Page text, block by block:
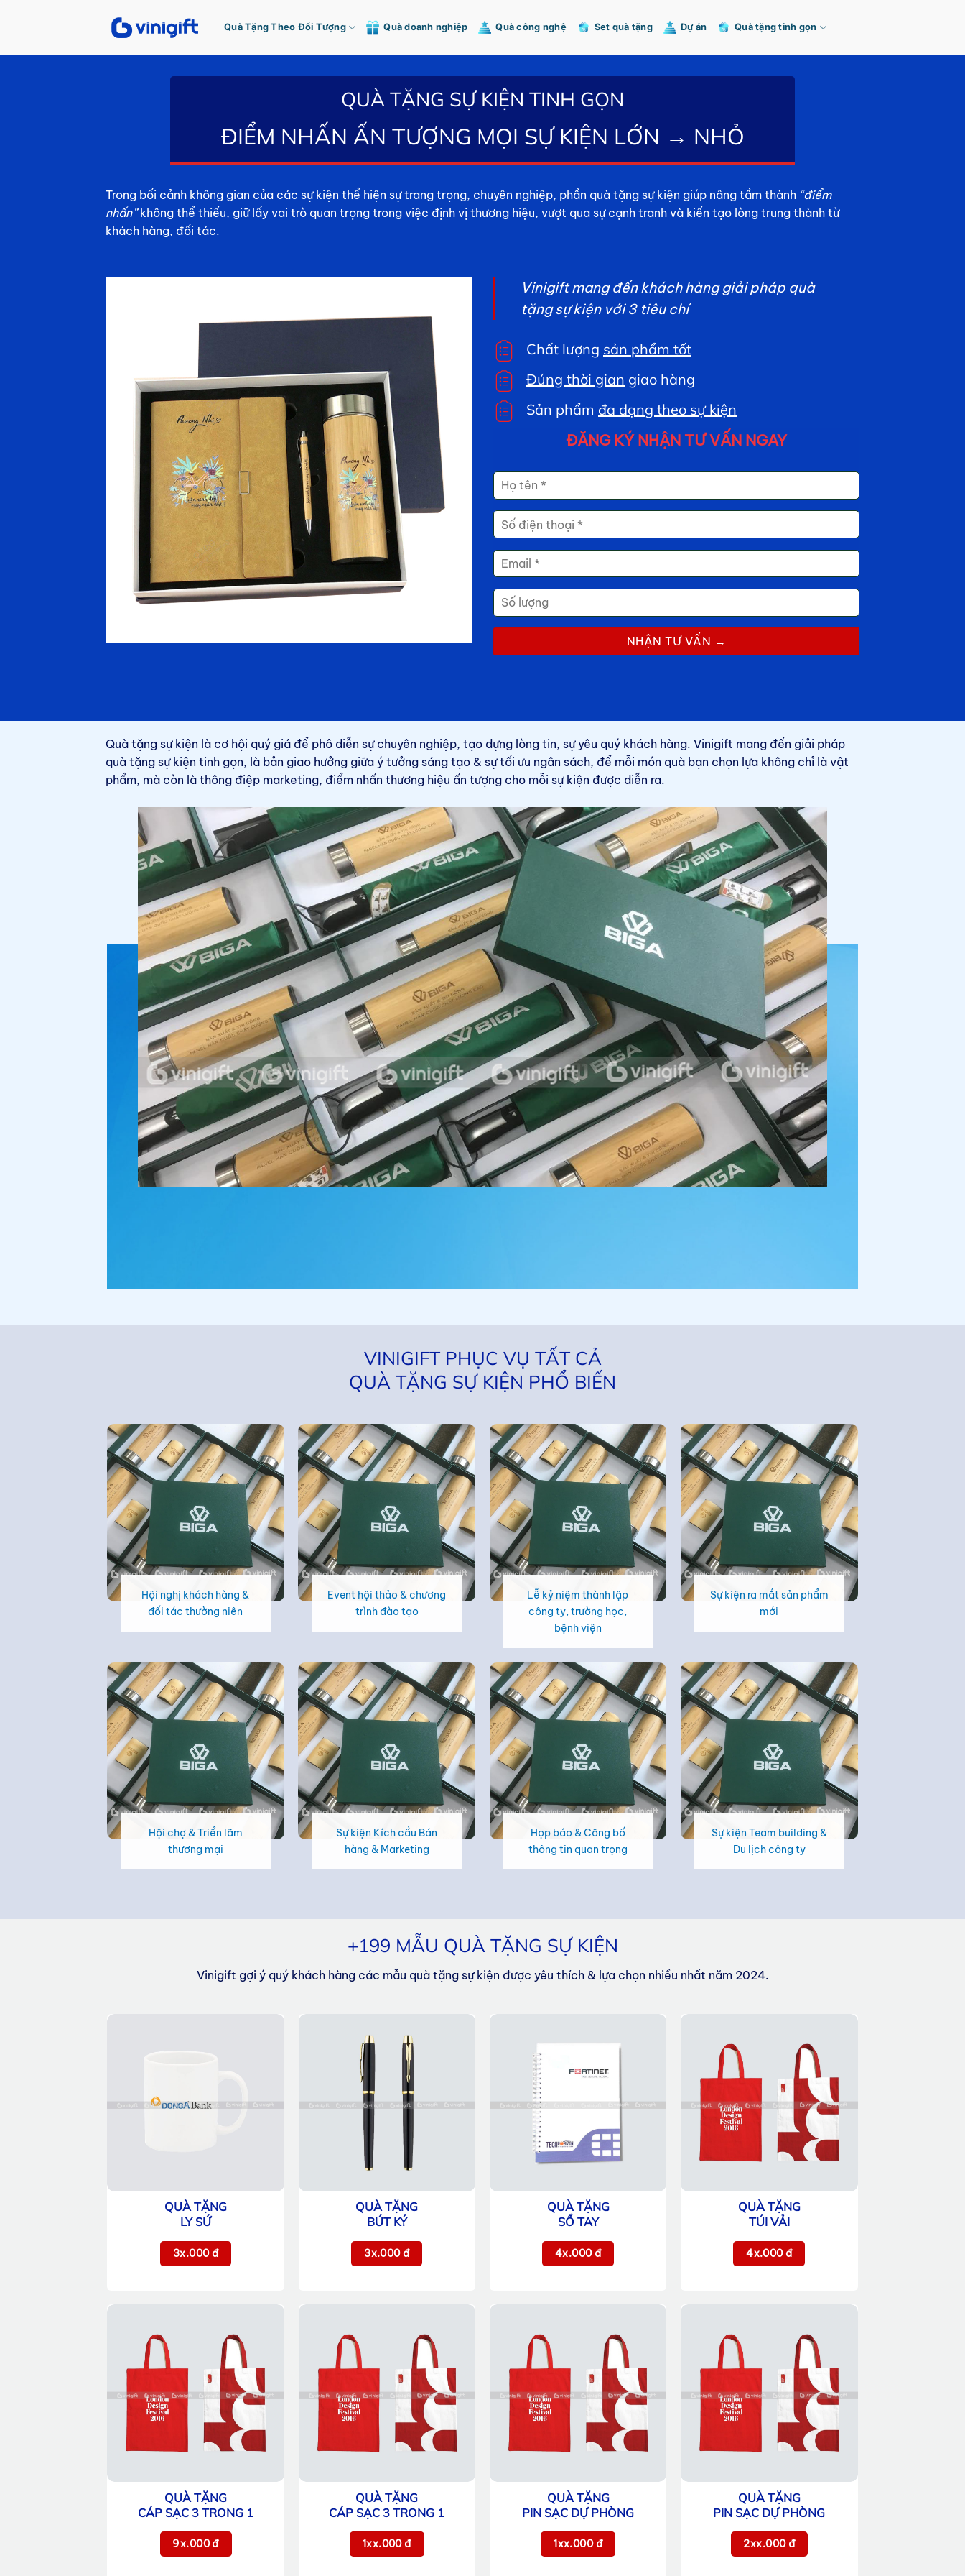
Quà Tặng Theo Đối Tượng Quà doanh nghiệp Quà công nghệ Set quà tặng Dự án Quà tặng tinh gọn
QUÀ TẶNG SỰ KIỆN TINH GỌN
ĐIỂM NHẤN ẤN TƯỢNG MỌI SỰ KIỆN LỚN → NHỎ
Trong bối cảnh không gian của các sự kiện thể hiện sự trang trọng, chuyên nghiệp, phần quà tặng sự kiện giúp nâng tầm thành “điểm
nhấn”không thể thiếu, giữ lấy vai trò quan trọng trong việc định vị thương hiệu, vượt qua sự cạnh tranh và kiến tạo lòng trung thành từ
khách hàng, đối tác.
Vinigift mang đến khách hàng giải pháp quà
tặng sự kiện với 3 tiêu chí
Chất lượng sản phẩm tốt
Đúng thời gian giao hàng
Sản phẩm đa dạng theo sự kiện
ĐĂNG KÝ NHẬN TƯ VẤN NGAY
Quà tặng sự kiện là cơ hội quý giá để phô diễn sự chuyên nghiệp, tạo dựng lòng tin, sự yêu quý khách hàng. Vinigift mang đến giải pháp
quà tặng sự kiện tinh gọn, là bản giao hưởng giữa ý tưởng sáng tạo & sự tối ưu ngân sách, để mỗi món quà bạn chọn lựa không chỉ là vật
phẩm, mà còn là thông điệp marketing, điểm nhấn thương hiệu ấn tượng cho mỗi sự kiện được diễn ra.
VINIGIFT PHỤC VỤ TẤT CẢ
QUÀ TẶNG SỰ KIỆN PHỔ BIẾN
Hội nghị khách hàng &
đối tác thường niên
Event hội thảo & chương
trình đào tạo
Lễ kỷ niệm thành lập
công ty, trường học,
bệnh viện
Sự kiện ra mắt sản phẩm
mới
Hội chợ & Triển lãm
thương mại
Sự kiện Kích cầu Bán
hàng & Marketing
Họp báo & Công bố
thông tin quan trọng
Sự kiện Team building &
Du lịch công ty
+199 MẪU QUÀ TẶNG SỰ KIỆN
Vinigift gợi ý quý khách hàng các mẫu quà tặng sự kiện được yêu thích & lựa chọn nhiều nhất năm 2024.
QUÀ TẶNG
LY SỨ
3x.000 đ
QUÀ TẶNG
BÚT KÝ
3x.000 đ
QUÀ TẶNG
SỔ TAY
4x.000 đ
QUÀ TẶNG
TÚI VẢI
4x.000 đ
QUÀ TẶNG
CÁP SẠC 3 TRONG 1
9x.000 đ
QUÀ TẶNG
CÁP SẠC 3 TRONG 1
1xx.000 đ
QUÀ TẶNG
PIN SẠC DỰ PHÒNG
1xx.000 đ
QUÀ TẶNG
PIN SẠC DỰ PHÒNG
2xx.000 đ